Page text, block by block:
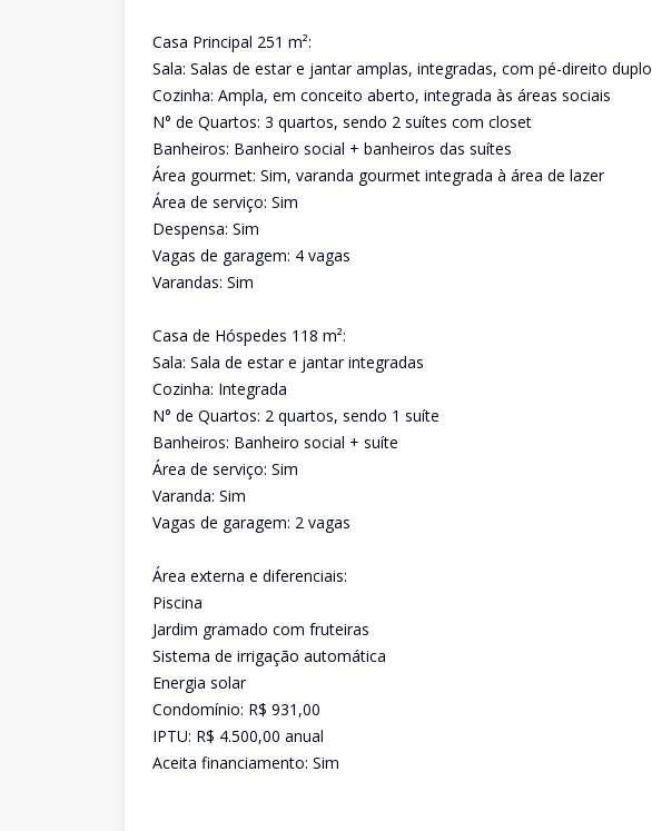
Casa Principal 251 m²:
Sala: Salas de estar e jantar amplas, integradas, com pé-direito duplo
Cozinha: Ampla, em conceito aberto, integrada às áreas sociais
N° de Quartos: 3 quartos, sendo 2 suítes com closet
Banheiros: Banheiro social + banheiros das suítes
Área gourmet: Sim, varanda gourmet integrada à área de lazer
Área de serviço: Sim
Despensa: Sim
Vagas de garagem: 4 vagas
Varandas: Sim
Casa de Hóspedes 118 m²:
Sala: Sala de estar e jantar integradas
Cozinha: Integrada
N° de Quartos: 2 quartos, sendo 1 suíte
Banheiros: Banheiro social + suíte
Área de serviço: Sim
Varanda: Sim
Vagas de garagem: 2 vagas
Área externa e diferenciais:
Piscina
Jardim gramado com fruteiras
Sistema de irrigação automática
Energia solar
Condomínio: R$ 931,00
IPTU: R$ 4.500,00 anual
Aceita financiamento: Sim